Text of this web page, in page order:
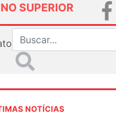
SUPERIOR
NOTÍCIAS